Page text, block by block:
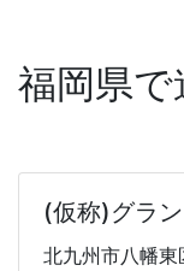
福岡県で
(仮称)グラ
北九州市八幡